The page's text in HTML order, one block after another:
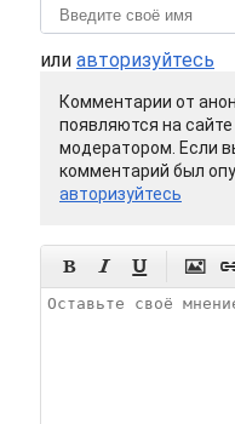
или авторизуйтесь
Комментарии от
появляются на
модератором. Если
комментарий был
авторизуйтесь
   